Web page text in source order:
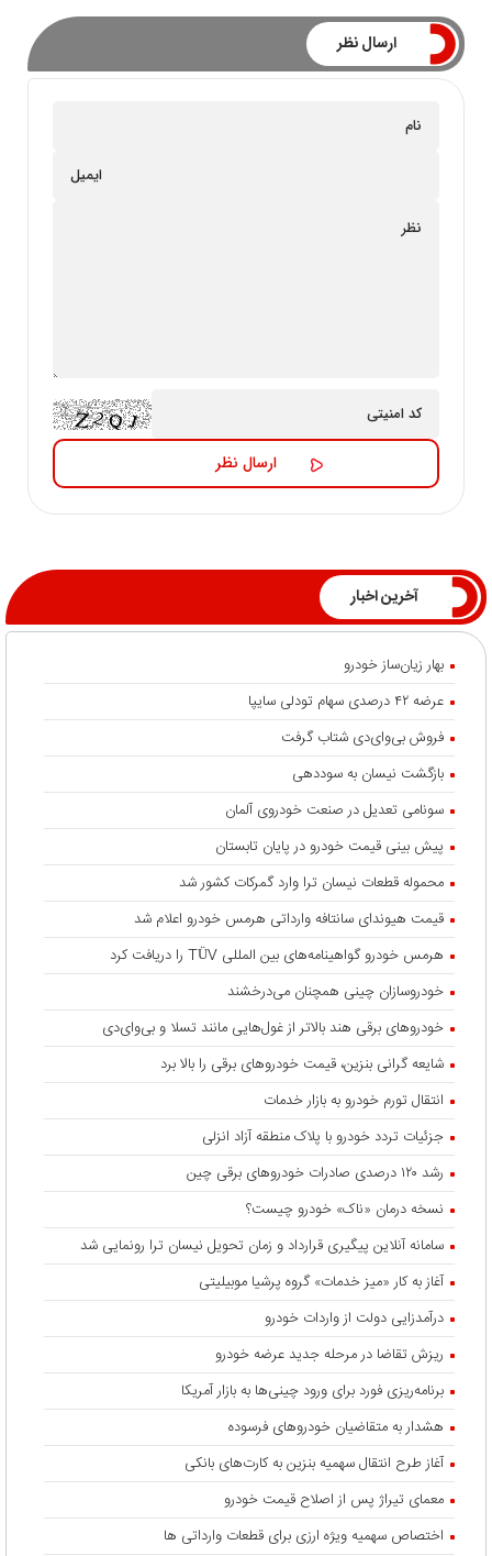
ارسال نظر
آخرین اخبار
بهار زیان‌ساز خودرو
عرضه ۴۲ درصدی سهام تودلی سایپا
فروش بی‌وای‌دی شتاب گرفت
بازگشت نیسان به سوددهی
سونامی تعدیل در صنعت خودروی آلمان
پیش بینی قیمت خودرو در پایان تابستان
محموله قطعات نیسان ترا وارد گمرکات کشور شد
قیمت هیوندای سانتافه وارداتی هرمس خودرو اعلام شد
هرمس خودرو گواهینامه‌های بین المللی TÜV را دریافت کرد
خودروسازان چینی همچنان می‌درخشند
خودروهای برقی هند بالاتر از غول‌هایی مانند تسلا و بی‌وای‌دی
شایعه گرانی بنزین، قیمت خودروهای برقی را بالا برد
انتقال تورم خودرو به بازار خدمات
جزئیات تردد خودرو با پلاک منطقه آزاد انزلی
رشد ۱۲۰ درصدی صادرات خودروهای برقی چین
نسخه درمان «ناک» خودرو چیست؟
سامانه آنلاین پیگیری قرارداد‌ و زمان تحویل نیسان ترا رونمایی شد
آغاز به کار «میز خدمات» گروه پرشیا موبیلیتی
درآمدزایی دولت از واردات خودرو
ریزش تقاضا در مرحله جدید عرضه خودرو
برنامه‌ریزی فورد برای ورود چینی‌ها به بازار آمریکا
هشدار به متقاضیان خودروهای فرسوده
آغاز طرح انتقال سهمیه بنزین به کارت‌های بانکی
معمای تیراژ پس از اصلاح قیمت خودرو
اختصاص سهمیه ویژه ارزی برای قطعات وارداتی ها